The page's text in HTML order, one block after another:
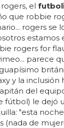
el
que robbie
rogers se
estamos
rogers for
parece
y la inclusión
del
fútbol) le dejó
"esta
(nada de